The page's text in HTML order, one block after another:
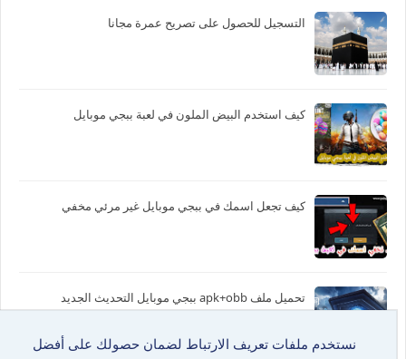
التسجيل للحصول على تصريح عمرة مجانا
كيف استخدم البيض الملون في لعبة ببجي موبايل
كيف تجعل اسمك في ببجي موبايل غير مرئي مخفي
تحميل ملف apk+obb ببجي موبايل التحديث الجديد
نستخدم ملفات تعريف الارتباط لضمان حصولك على أفضل